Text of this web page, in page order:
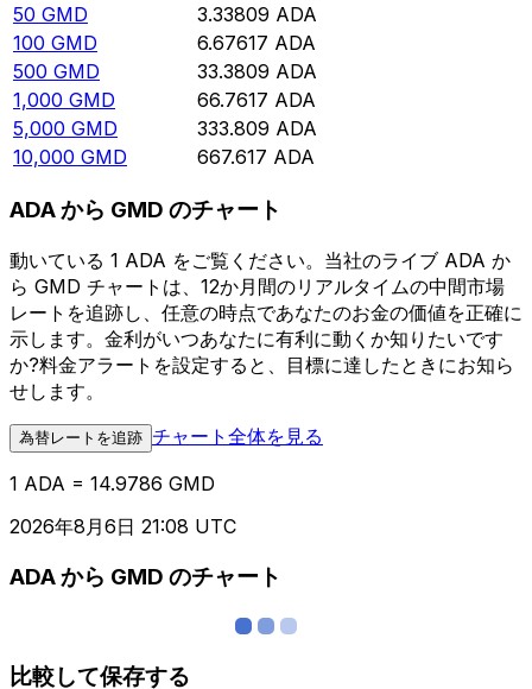
50 GMD 3.33809 ADA
100 GMD 6.67617 ADA
500 GMD 33.3809 ADA
1,000 GMD 66.7617 ADA
5,000 GMD 333.809 ADA
10,000 GMD 667.617 ADA
ADA から GMD のチャート
動いている 1 ADA をご覧ください。当社のライブ ADA か
ら GMD チャートは、12か月間のリアルタイムの中間市場
レートを追跡し、任意の時点であなたのお金の価値を正確に
示します。金利がいつあなたに有利に動くか知りたいです
か?料金アラートを設定すると、目標に達したときにお知ら
せします。
為替レートを追跡 チャート全体を見る
1 ADA = 14.9786 GMD
2026年8月6日 21:08 UTC
ADA から GMD のチャート
比較して保存する